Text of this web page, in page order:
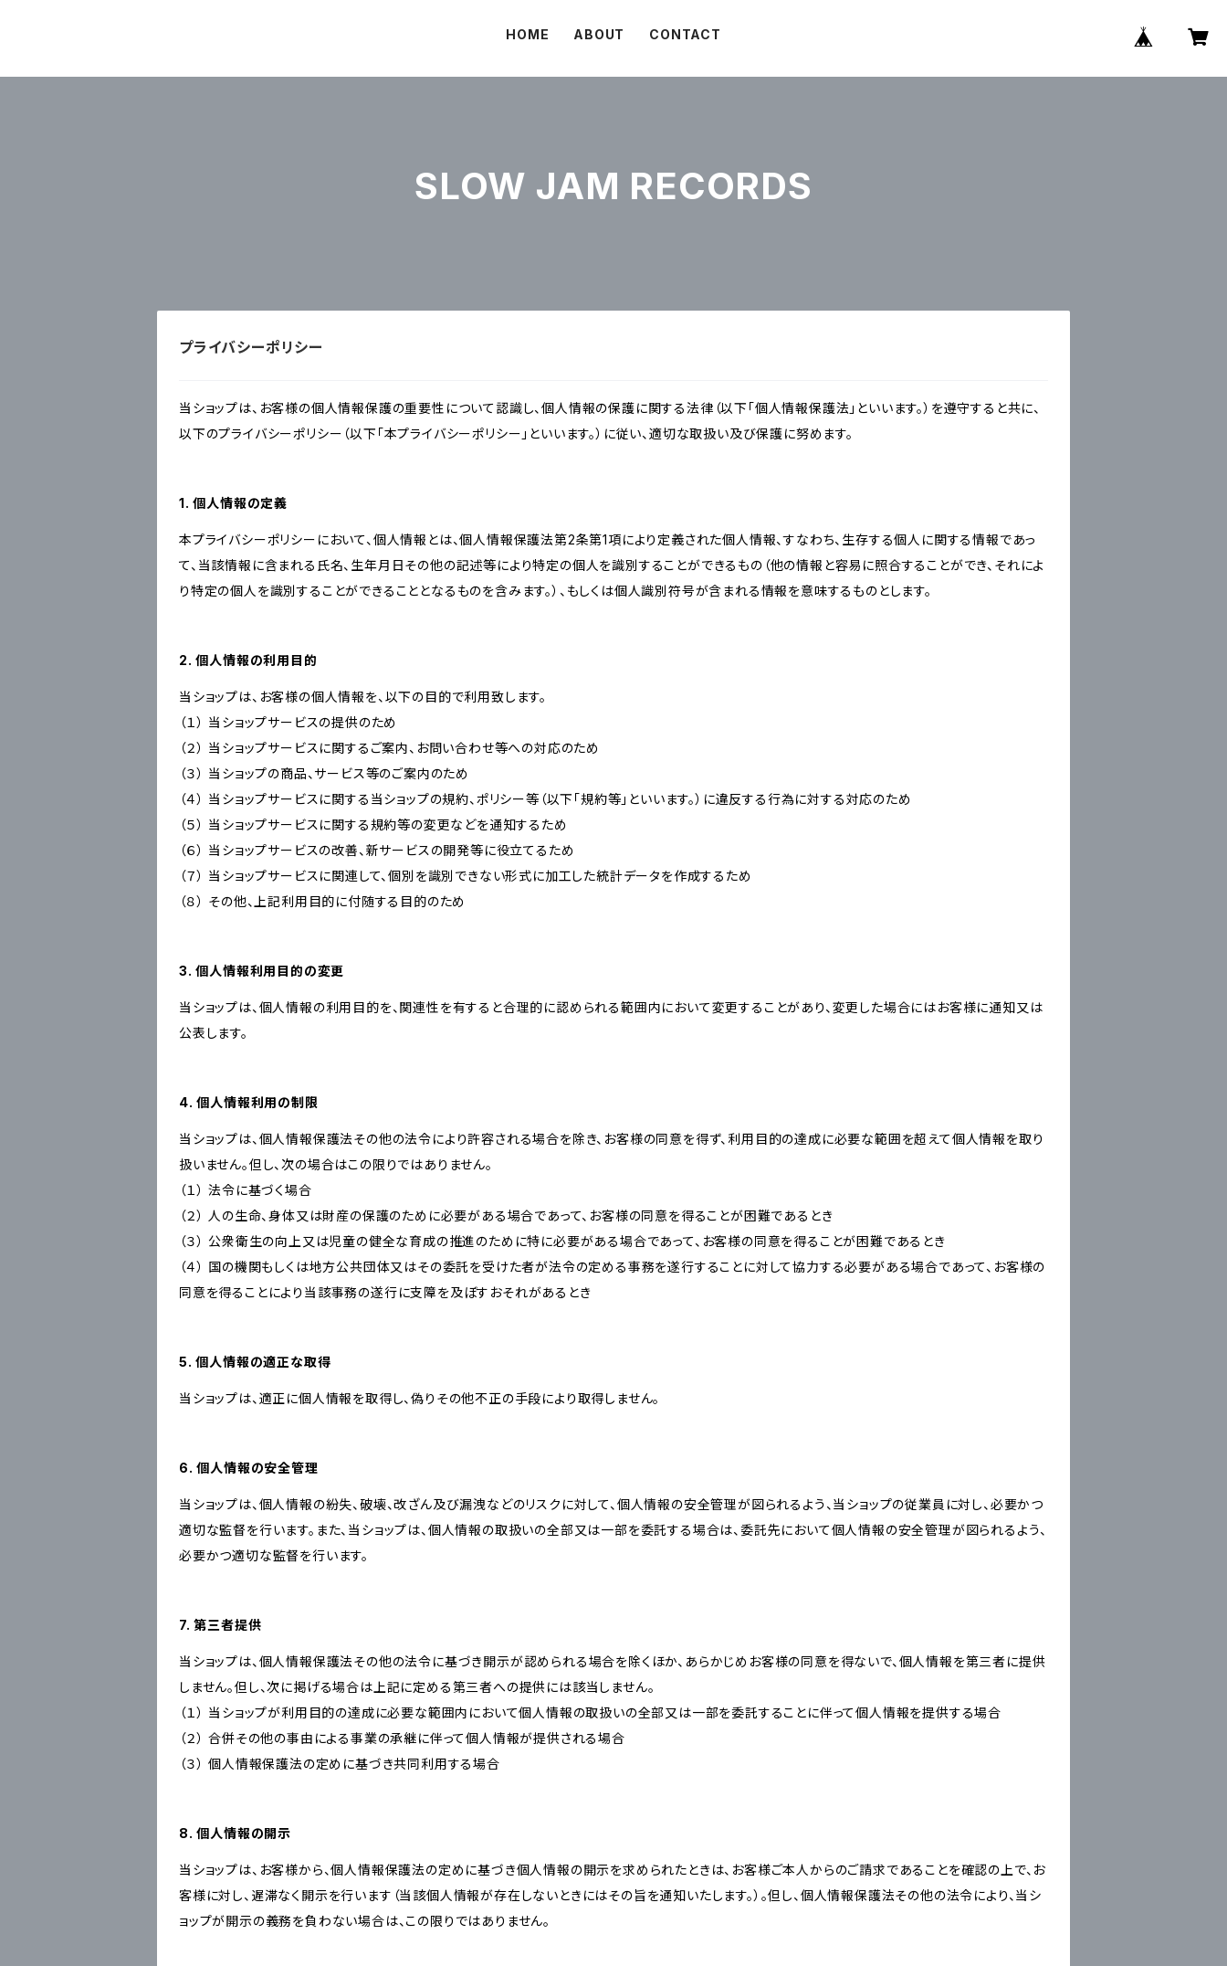
HOME ABOUT CONTACT
SLOW JAM RECORDS
プライバシーポリシー
当ショップは、お客様の個人情報保護の重要性について認識し、個人情報の保護に関する法律（以下「個人情報保護法」といいます。）を遵守すると共に、
以下のプライバシーポリシー（以下「本プライバシーポリシー」といいます。）に従い、適切な取扱い及び保護に努めます。
1. 個人情報の定義
本プライバシーポリシーにおいて、個人情報とは、個人情報保護法第2条第1項により定義された個人情報、すなわち、生存する個人に関する情報であっ
て、当該情報に含まれる氏名、生年月日その他の記述等により特定の個人を識別することができるもの（他の情報と容易に照合することができ、それによ
り特定の個人を識別することができることとなるものを含みます。）、もしくは個人識別符号が含まれる情報を意味するものとします。
2. 個人情報の利用目的
当ショップは、お客様の個人情報を、以下の目的で利用致します。
（１） 当ショップサービスの提供のため
（２） 当ショップサービスに関するご案内、お問い合わせ等への対応のため
（３） 当ショップの商品、サービス等のご案内のため
（４） 当ショップサービスに関する当ショップの規約、ポリシー等（以下「規約等」といいます。）に違反する行為に対する対応のため
（５） 当ショップサービスに関する規約等の変更などを通知するため
（６） 当ショップサービスの改善、新サービスの開発等に役立てるため
（７） 当ショップサービスに関連して、個別を識別できない形式に加工した統計データを作成するため
（８） その他、上記利用目的に付随する目的のため
3. 個人情報利用目的の変更
当ショップは、個人情報の利用目的を、関連性を有すると合理的に認められる範囲内において変更することがあり、変更した場合にはお客様に通知又は
公表します。
4. 個人情報利用の制限
当ショップは、個人情報保護法その他の法令により許容される場合を除き、お客様の同意を得ず、利用目的の達成に必要な範囲を超えて個人情報を取り
扱いません。但し、次の場合はこの限りではありません。
（１） 法令に基づく場合
（２） 人の生命、身体又は財産の保護のために必要がある場合であって、お客様の同意を得ることが困難であるとき
（３） 公衆衛生の向上又は児童の健全な育成の推進のために特に必要がある場合であって、お客様の同意を得ることが困難であるとき
（４） 国の機関もしくは地方公共団体又はその委託を受けた者が法令の定める事務を遂行することに対して協力する必要がある場合であって、お客様の
同意を得ることにより当該事務の遂行に支障を及ぼすおそれがあるとき
5. 個人情報の適正な取得
当ショップは、適正に個人情報を取得し、偽りその他不正の手段により取得しません。
6. 個人情報の安全管理
当ショップは、個人情報の紛失、破壊、改ざん及び漏洩などのリスクに対して、個人情報の安全管理が図られるよう、当ショップの従業員に対し、必要かつ
適切な監督を行います。また、当ショップは、個人情報の取扱いの全部又は一部を委託する場合は、委託先において個人情報の安全管理が図られるよう、
必要かつ適切な監督を行います。
7. 第三者提供
当ショップは、個人情報保護法その他の法令に基づき開示が認められる場合を除くほか、あらかじめお客様の同意を得ないで、個人情報を第三者に提供
しません。但し、次に掲げる場合は上記に定める第三者への提供には該当しません。
（１） 当ショップが利用目的の達成に必要な範囲内において個人情報の取扱いの全部又は一部を委託することに伴って個人情報を提供する場合
（２） 合併その他の事由による事業の承継に伴って個人情報が提供される場合
（３） 個人情報保護法の定めに基づき共同利用する場合
8. 個人情報の開示
当ショップは、お客様から、個人情報保護法の定めに基づき個人情報の開示を求められたときは、お客様ご本人からのご請求であることを確認の上で、お
客様に対し、遅滞なく開示を行います（当該個人情報が存在しないときにはその旨を通知いたします。）。但し、個人情報保護法その他の法令により、当シ
ョップが開示の義務を負わない場合は、この限りではありません。